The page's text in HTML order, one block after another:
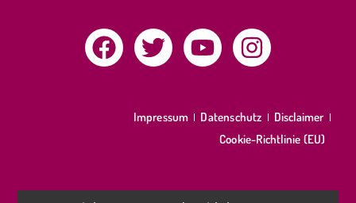
Impressum Datenschutz
Disclaimer
Cookie-Richtlinie (EU)